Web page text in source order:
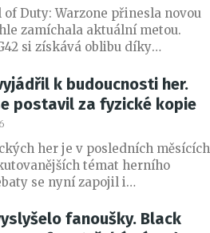
of Duty: Warzone přinesla novou
zamíchala aktuální metou.
si získává oblibu díky
na delší vzdálenosti. Podle
stát se jednou z nejsilnějších
k budoucnosti her.
postavil za fyzické kopie
her je v posledních měsících
témat herního
se nyní zapojil i
na stranu hráčů. Podle něj
fanoušky. Black